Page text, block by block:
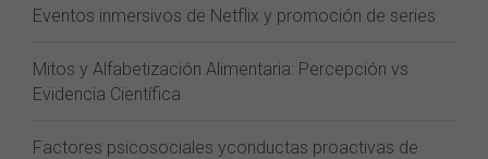
Eventos inmersivos de Netflix y promoción de series
Mitos y Alfabetización Alimentaria: Percepción vs
Evidencia Científica
Factores psicosociales yconductas proactivas de